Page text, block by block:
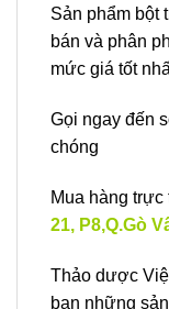
Sản phẩm bột
bán và phân
mức giá tốt
Gọi ngay đến
chóng
Mua hàng trực
21, P8,Q.Gò
Thảo dược
bạn những